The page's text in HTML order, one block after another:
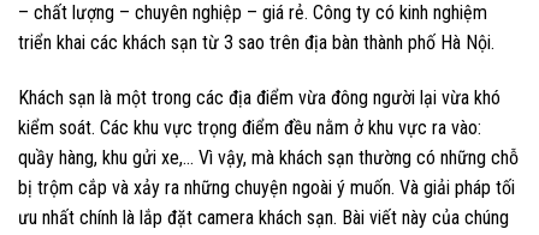
– chất lượng – chuyên nghiệp – giá rẻ. Công ty có kinh nghiệm
triển khai các khách sạn từ 3 sao trên địa bàn thành phố Hà Nội.
Khách sạn là một trong các địa điểm vừa đông người lại vừa khó
kiểm soát. Các khu vực trọng điểm đều nằm ở khu vực ra vào:
quầy hàng, khu gửi xe,… Vì vậy, mà khách sạn thường có những chỗ
bị trộm cắp và xảy ra những chuyện ngoài ý muốn. Và giải pháp tối
ưu nhất chính là lắp đặt camera khách sạn. Bài viết này của chúng